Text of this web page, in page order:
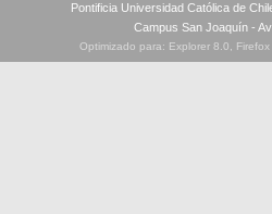
Pontificia Universidad Católica de
Campus San Joaquín -
Optimizado para: Explorer 8.0,